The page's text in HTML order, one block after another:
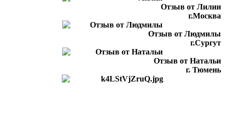
Отзыв от Лилии
г.Москва
Отзыв от Людмилы
г.Сургут
Отзыв от Натальи
г. Тюмень